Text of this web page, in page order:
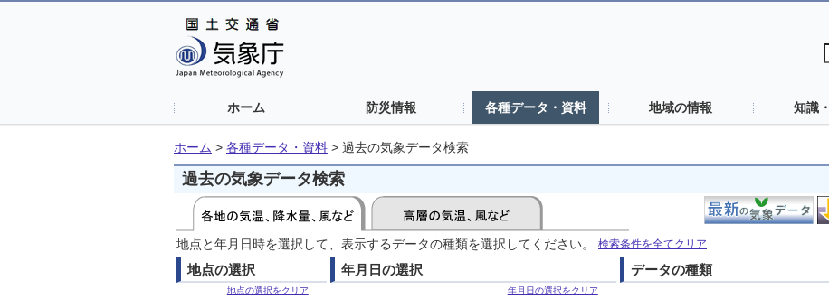
ホーム 防災情報 各種データ・資料 地域の情報 知識
ホーム > 各種データ・資料 > 過去の気象データ検索
過去の気象データ検索
地点と年月日時を選択して、表示するデータの種類を選択してください。 検索条件を全てクリア
地点の選択
地点の選択をクリア
年月日の選択
年月日の選択をクリア
データの種類